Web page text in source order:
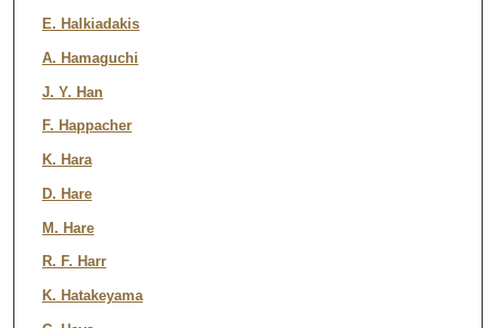
E. Halkiadakis
A. Hamaguchi
J. Y. Han
F. Happacher
K. Hara
D. Hare
M. Hare
R. F. Harr
K. Hatakeyama